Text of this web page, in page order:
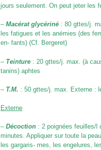
jours seulement. On peut jeter les
– Macérat glycériné : 80 gttes/j.
les fatigues et les anémies (des
en- fants) (Cf. Bergeret)
– Teinture : 20 gttes/j. max. (à
tanins) aphtes
– T.M. : 50 gttes/j. max. Externe :
Externe
– Décoction : 2 poignées feuilles/l
minutes. Appliquer sur toute la
les gargaris- mes, les engelures,